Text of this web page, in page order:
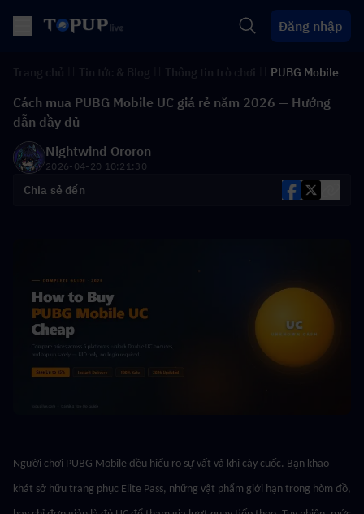
Đăng nhập
PUBG Mobile
Cách mua PUBG Mobile UC giá rẻ năm 2026 — Hướng
dẫn đầy đủ
Nightwind Ororon
2026-04-20 10:21:30
Chia sẻ đến
Người chơi PUBG Mobile đều hiểu rõ sự vất vả khi cày cuốc. Bạn khao
khát sở hữu trang phục Elite Pass, những vật phẩm giới hạn trong hòm đồ,